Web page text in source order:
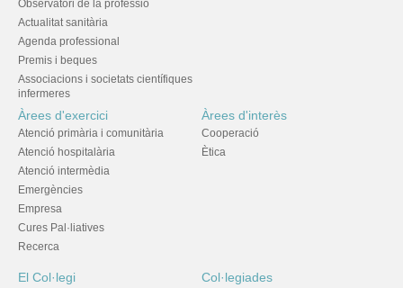
Observatori de la professió
Actualitat sanitària
Agenda professional
Premis i beques
Associacions i societats científiques
infermeres
Àrees d'exercici
Atenció primària i comunitària
Atenció hospitalària
Atenció intermèdia
Emergències
Empresa
Cures Pal·liatives
Recerca
Àrees d'interès
Cooperació
Ètica
El Col·legi Col·legiades